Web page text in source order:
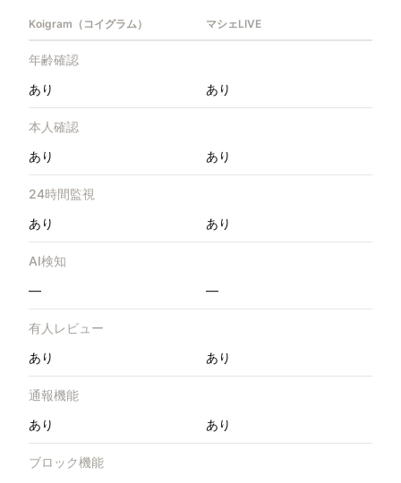
Koigram（コイグラム） マシェLIVE
年齢確認
あり
あり
本人確認
あり
あり
24時間監視
あり
あり
AI検知
—
—
有人レビュー
あり
あり
通報機能
あり
あり
ブロック機能